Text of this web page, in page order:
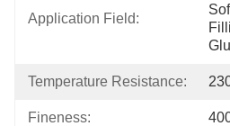
Application Field:
Temperature Resistance:
Fineness: